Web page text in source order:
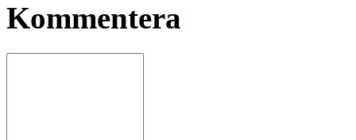
Kommentera